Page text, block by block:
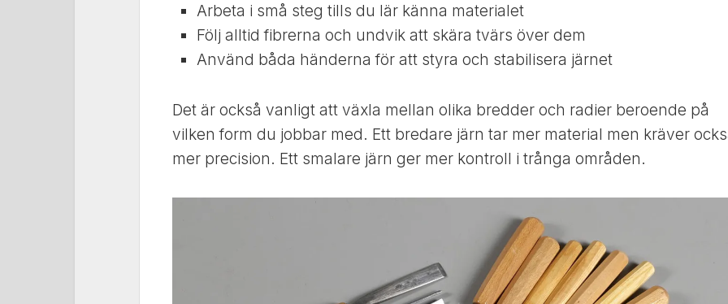
Arbeta i små steg tills du lär känna materialet
Följ alltid fibrerna och undvik att skära tvärs över dem
Använd båda händerna för att styra och stabilisera järnet
Det är också vanligt att växla mellan olika bredder och radier beroende på
vilken form du jobbar med. Ett bredare järn tar mer material men kräver
mer precision. Ett smalare järn ger mer kontroll i trånga områden.